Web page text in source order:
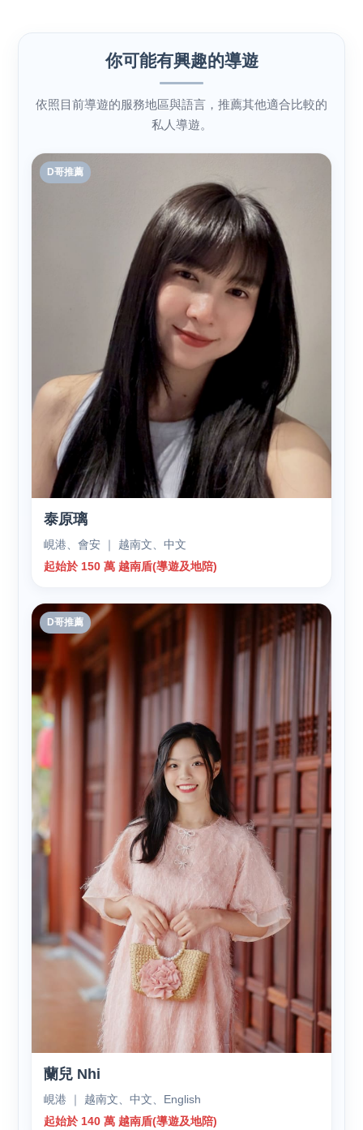
你可能有興趣的導遊
依照目前導遊的服務地區與語言，推薦其他適合比較的
私人導遊。
D哥推薦
泰原璃
峴港、會安 ｜ 越南文、中文
起始於 150 萬 越南盾(導遊及地陪)
D哥推薦
蘭兒 Nhi
峴港 ｜ 越南文、中文、English
起始於 140 萬 越南盾(導遊及地陪)